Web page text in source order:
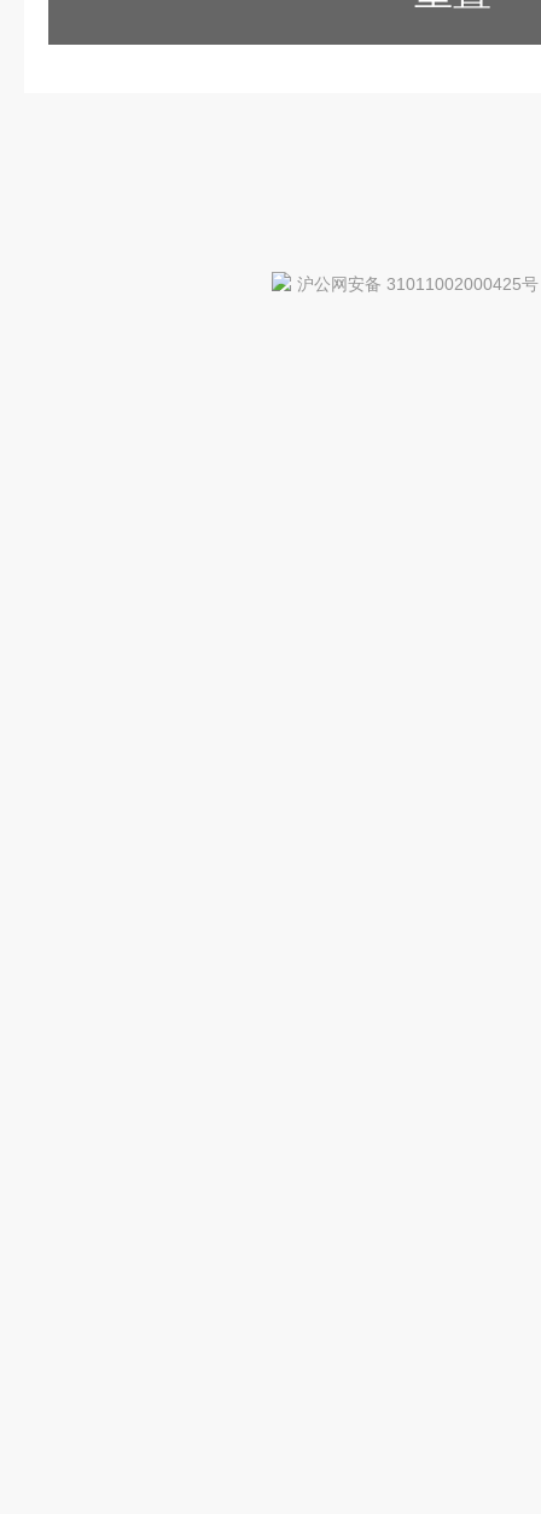
沪公网安备 31011002000425号